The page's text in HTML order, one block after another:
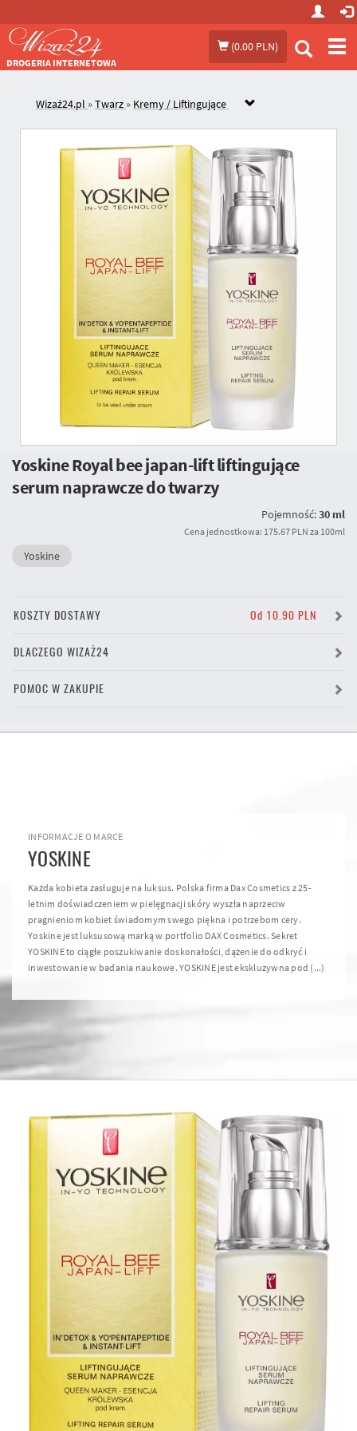
(0.00 PLN)
DROGERIA INTERNETOWA
Wizaż24.pl »Twarz » Kremy / Liftingujące
Yoskine Royal bee japan-lift liftingujące
serum naprawcze do twarzy
Pojemność:30 ml
Cena jednostkowa: 175.67 PLN za 100ml
Yoskine
KOSZTY DOSTAWY Od 10.90 PLN
DLACZEGO WIZAŻ24
POMOC W ZAKUPIE
INFORMACJE O MARCE
YOSKINE
Każda kobieta zasługuje na luksus. Polska firma Dax Cosmetics z 25-
letnim doświadczeniem w pielęgnacji skóry wyszła naprzeciw
pragnieniom kobiet świadomym swego piękna i potrzebom cery.
Yoskine jest luksusową marką w portfolio DAX Cosmetics. Sekret
YOSKINE to ciągłe poszukiwanie doskonałości, dążenie do odkryć i
inwestowanie w badania naukowe. YOSKINE jest ekskluzywna pod (...)